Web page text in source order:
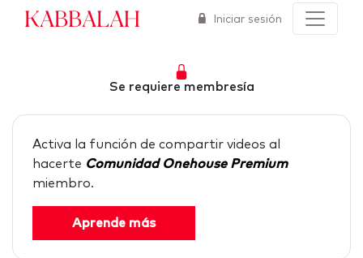
Kabbalah Iniciar sesión
Se requiere membresía
Activa la función de compartir videos al
hacerte Comunidad Onehouse Premium
miembro.
Aprende más